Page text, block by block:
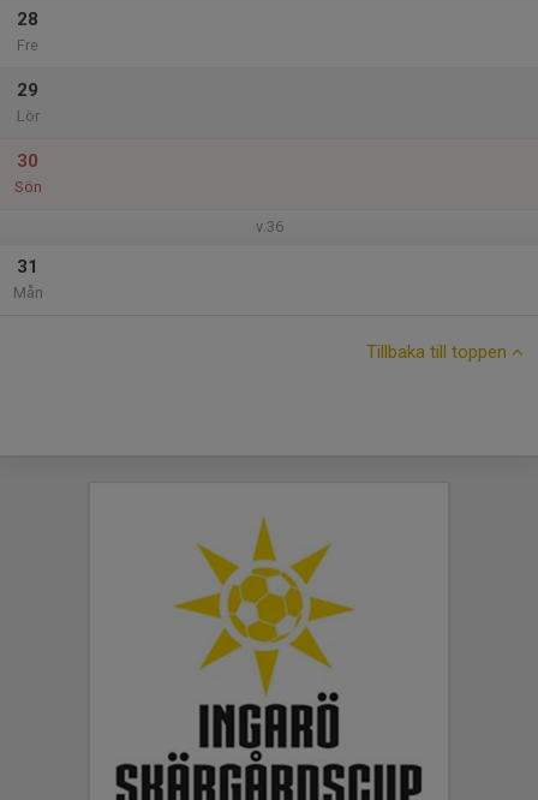
28
Fre
29
Lör
30
Sön
v.36
31
Mån
Tillbaka till toppen